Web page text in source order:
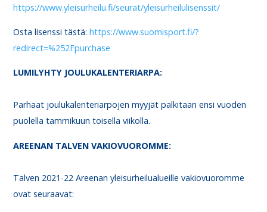
https://www.yleisurheilu.fi/seurat/yleisurheilulisenssit/
Osta lisenssi tästä:https://www.suomisport.fi/?
redirect=%252Fpurchase
LUMILYHTY JOULUKALENTERIARPA:
Parhaat joulukalenteriarpojen myyjät palkitaan ensi vuoden
puolella tammikuun toisella viikolla.
AREENAN TALVEN VAKIOVUOROMME:
Talven 2021-22 Areenan yleisurheilualueille vakiovuoromme
ovat seuraavat: